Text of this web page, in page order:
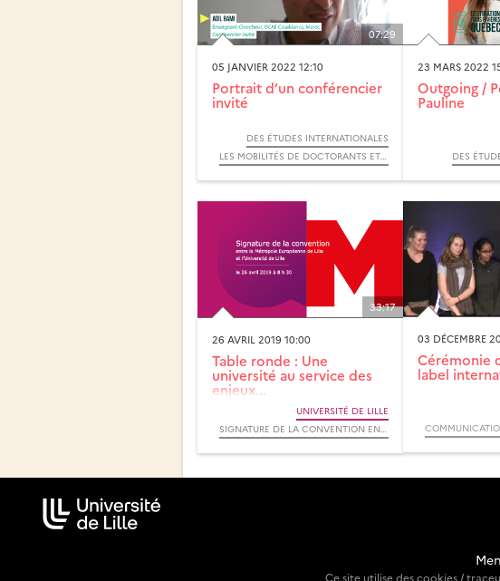
07:29
05 JANVIER 2022 12:10
Portrait d’un conférencier
invité
DES ÉTUDES INTERNATIONALES
LES MOBILITÉS DE DOCTORANTS ET DE PERSONNELS
23 MARS 2022
Outgoing /
Pauline
DES
33:17
26 AVRIL 2019 10:00
Table ronde : Une
université au service des
enjeux...
UNIVERSITÉ DE LILLE
03 DÉCEMBRE
Cérémonie
label
Ce site utilise des cookies /